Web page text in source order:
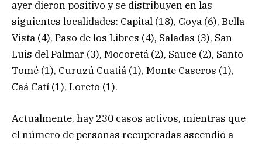
ayer dieron positivo y se distribuyen en las
siguientes localidades: Capital (18), Goya (6), Bella
Vista (4), Paso de los Libres (4), Saladas (3), San
Luis del Palmar (3), Mocoretá (2), Sauce (2), Santo
Tomé (1), Curuzú Cuatiá (1), Monte Caseros (1),
Caá Catí (1), Loreto (1).
Actualmente, hay 230 casos activos, mientras que
el número de personas recuperadas ascendió a